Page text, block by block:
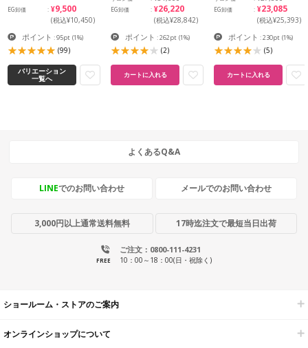
EG卸価 ¥9,500
(税込¥10,450)
ポイント : 95pt (1%)
(99)
バリエーション
一覧へ
EG卸価 ¥26,220
(税込¥28,842)
ポイント : 262pt (1%)
(2)
カートに入れる
EG卸価 ¥23,085
(税込¥25,393)
ポイント : 230pt (1%)
(5)
カートに入れる
よくあるQ&A
LINEでのお問い合わせ メールでのお問い合わせ
3,000円以上通常送料無料 17時迄注文で最短当日出荷
ご注文：0800-111-4231
FREE 10：00～18：00(日・祝除く)
ショールーム・ストアのご案内
オンラインショップについて